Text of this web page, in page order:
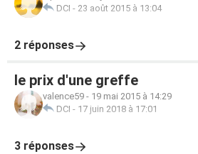
DCI - 23 août 2015 à 13:04
2 réponses
le prix d'une greffe
valence59 - 19 mai 2015 à 14:29
DCI - 17 juin 2018 à 17:01
3 réponses